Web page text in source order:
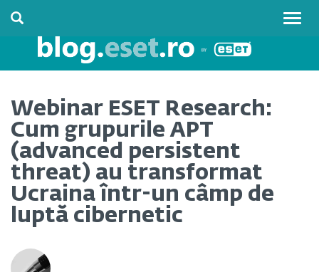
Webinar ESET Research:
Cum grupurile APT
(advanced persistent
threat) au transformat
Ucraina într-un câmp de
luptă cibernetic